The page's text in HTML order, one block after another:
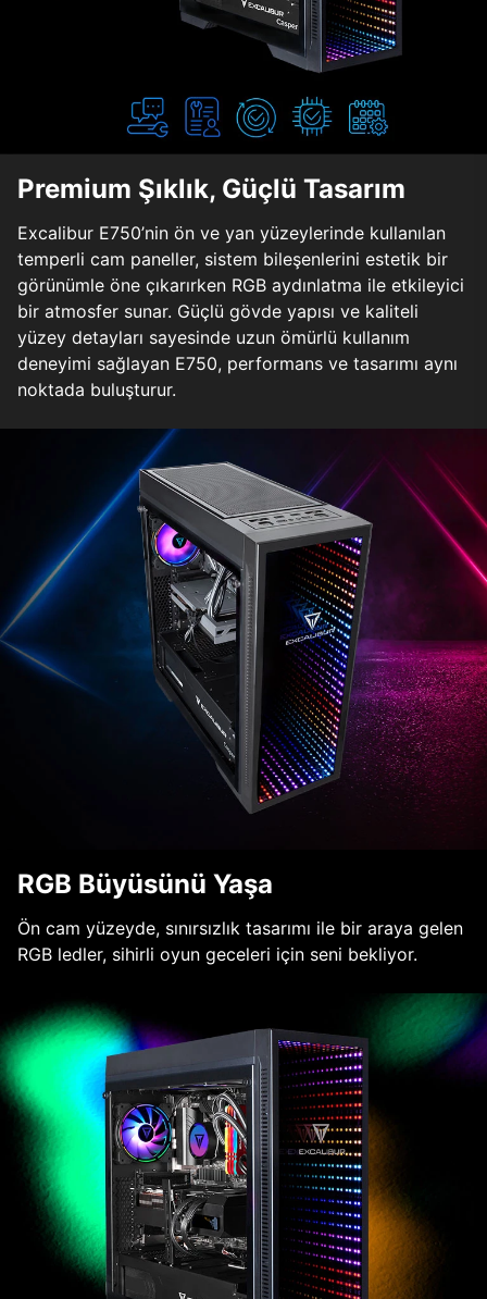
Premium Şıklık, Güçlü Tasarım
Excalibur E750’nin ön ve yan yüzeylerinde kullanılan
temperli cam paneller, sistem bileşenlerini estetik bir
görünümle öne çıkarırken RGB aydınlatma ile etkileyici
bir atmosfer sunar. Güçlü gövde yapısı ve kaliteli
yüzey detayları sayesinde uzun ömürlü kullanım
deneyimi sağlayan E750, performans ve tasarımı aynı
noktada buluşturur.
RGB Büyüsünü Yaşa
Ön cam yüzeyde, sınırsızlık tasarımı ile bir araya gelen
RGB ledler, sihirli oyun geceleri için seni bekliyor.